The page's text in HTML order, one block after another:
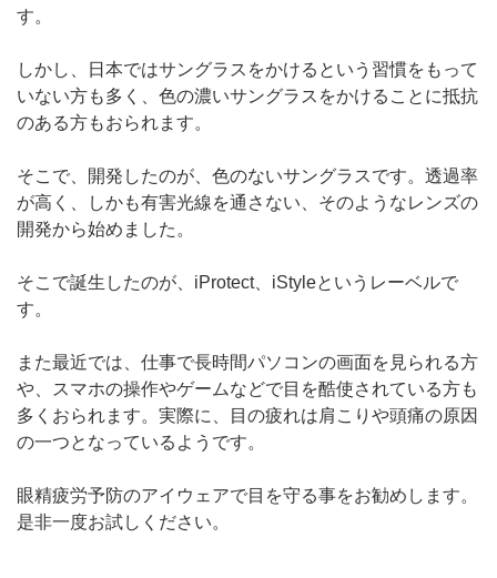
す。
しかし、日本ではサングラスをかけるという習慣をもって
いない方も多く、色の濃いサングラスをかけることに抵抗
のある方もおられます。
そこで、開発したのが、色のないサングラスです。透過率
が高く、しかも有害光線を通さない、そのようなレンズの
開発から始めました。
そこで誕生したのが、iProtect、iStyleというレーベルで
す。
また最近では、仕事で長時間パソコンの画面を見られる方
や、スマホの操作やゲームなどで目を酷使されている方も
多くおられます。実際に、目の疲れは肩こりや頭痛の原因
の一つとなっているようです。
眼精疲労予防のアイウェアで目を守る事をお勧めします。
是非一度お試しください。